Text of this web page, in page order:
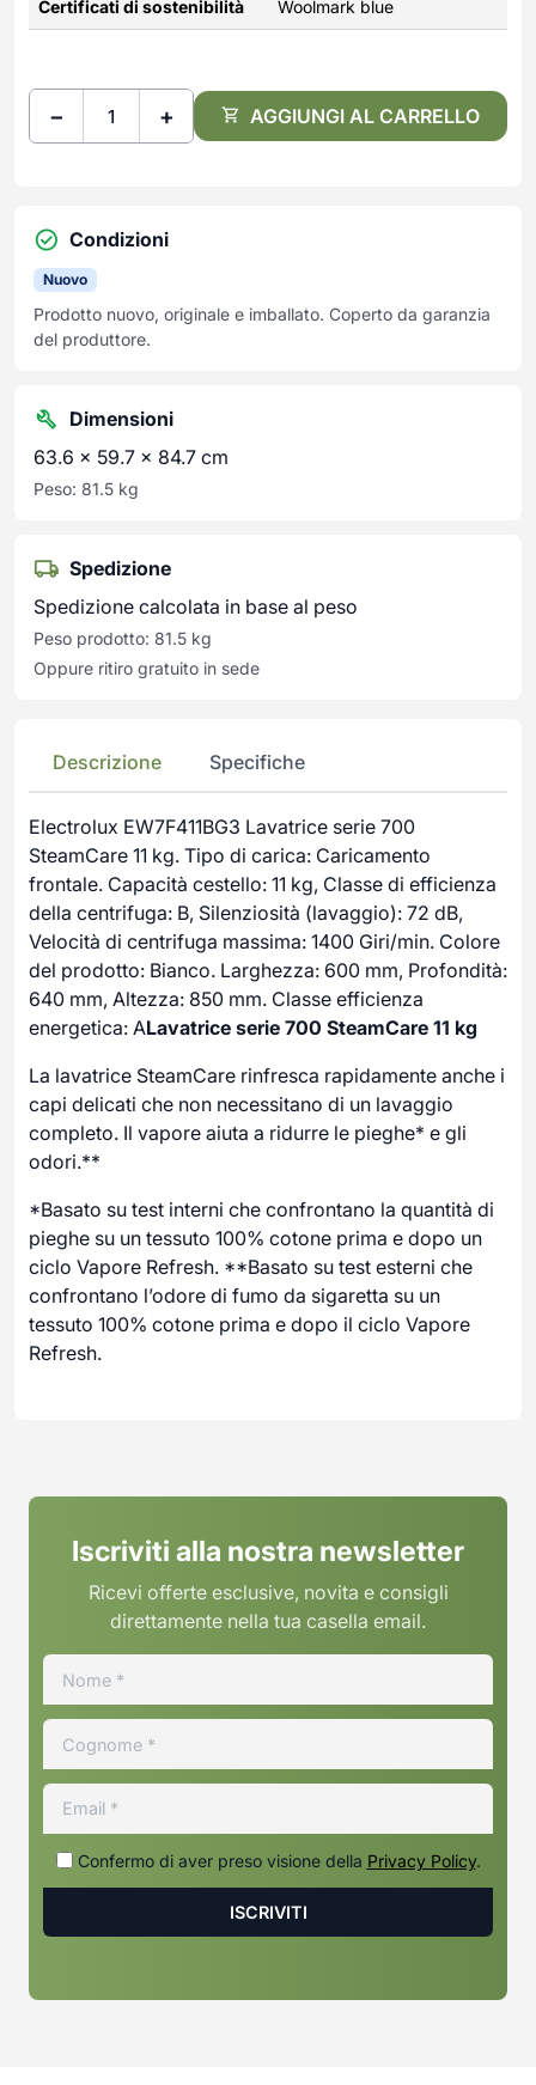
Certificati di sostenibilità Woolmark blue
− + AGGIUNGI AL CARRELLO
Condizioni
Nuovo
Prodotto nuovo, originale e imballato. Coperto da garanzia
del produttore.
Dimensioni
63.6 × 59.7 × 84.7 cm
Peso: 81.5 kg
Spedizione
Spedizione calcolata in base al peso
Peso prodotto: 81.5 kg
Oppure ritiro gratuito in sede
Descrizione Specifiche
Electrolux EW7F411BG3 Lavatrice serie 700
SteamCare 11 kg. Tipo di carica: Caricamento
frontale. Capacità cestello: 11 kg, Classe di efficienza
della centrifuga: B, Silenziosità (lavaggio): 72 dB,
Velocità di centrifuga massima: 1400 Giri/min. Colore
del prodotto: Bianco. Larghezza: 600 mm, Profondità:
640 mm, Altezza: 850 mm. Classe efficienza
energetica: ALavatrice serie 700 SteamCare 11 kg
La lavatrice SteamCare rinfresca rapidamente anche i
capi delicati che non necessitano di un lavaggio
completo. Il vapore aiuta a ridurre le pieghe* e gli
odori.**
*Basato su test interni che confrontano la quantità di
pieghe su un tessuto 100% cotone prima e dopo un
ciclo Vapore Refresh. **Basato su test esterni che
confrontano l’odore di fumo da sigaretta su un
tessuto 100% cotone prima e dopo il ciclo Vapore
Refresh.
Iscriviti alla nostra newsletter
Ricevi offerte esclusive, novita e consigli
direttamente nella tua casella email.
Confermo di aver preso visione della Privacy Policy.